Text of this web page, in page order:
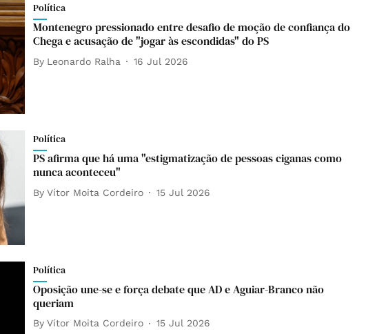
Política
Montenegro pressionado entre desafio de moção de confiança do
Chega e acusação de "jogar às escondidas" do PS
By Leonardo Ralha 16 Jul 2026
Política
PS afirma que há uma "estigmatização de pessoas ciganas como
nunca aconteceu"
By Vítor Moita Cordeiro 15 Jul 2026
Política
Oposição une-se e força debate que AD e Aguiar-Branco não
queriam
By Vítor Moita Cordeiro 15 Jul 2026